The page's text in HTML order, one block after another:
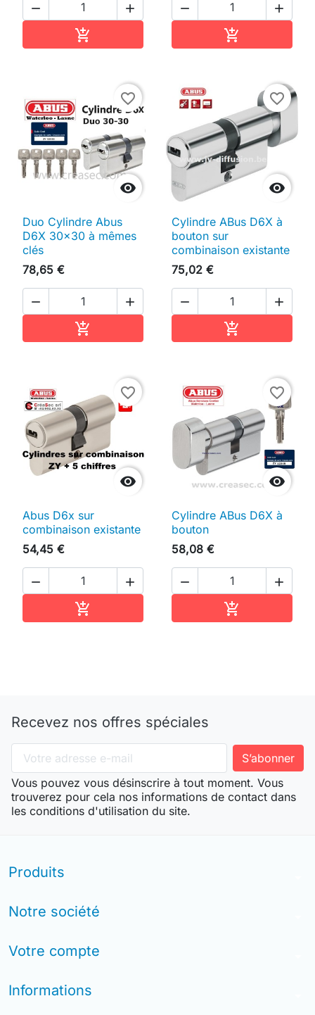
 

 


favorite_border
Duo Cylindre Abus
D6X 30x30 à mêmes
clés
78,65 €
 


favorite_border
Cylindre ABus D6X à
bouton sur
combinaison existante
75,02 €
 


favorite_border
Abus D6x sur
combinaison existante
54,45 €
 


favorite_border
Cylindre ABus D6X à
bouton
58,08 €
 

Recevez nos offres spéciales
Vous pouvez vous désinscrire à tout moment. Vous
trouverez pour cela nos informations de contact dans
les conditions d'utilisation du site.
Produits
Notre société
Votre compte
Informations